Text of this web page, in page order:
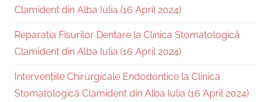
Clamident din Alba Iulia (16 April 2024)
Reparația Fisurilor Dentare la Clinica Stomatologică
Clamident din Alba Iulia (16 April 2024)
Intervențiile Chirurgicale Endodontice la Clinica
Stomatologică Clamident din Alba Iulia (16 April 2024)